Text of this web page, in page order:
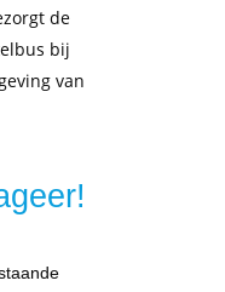
de
bij
van